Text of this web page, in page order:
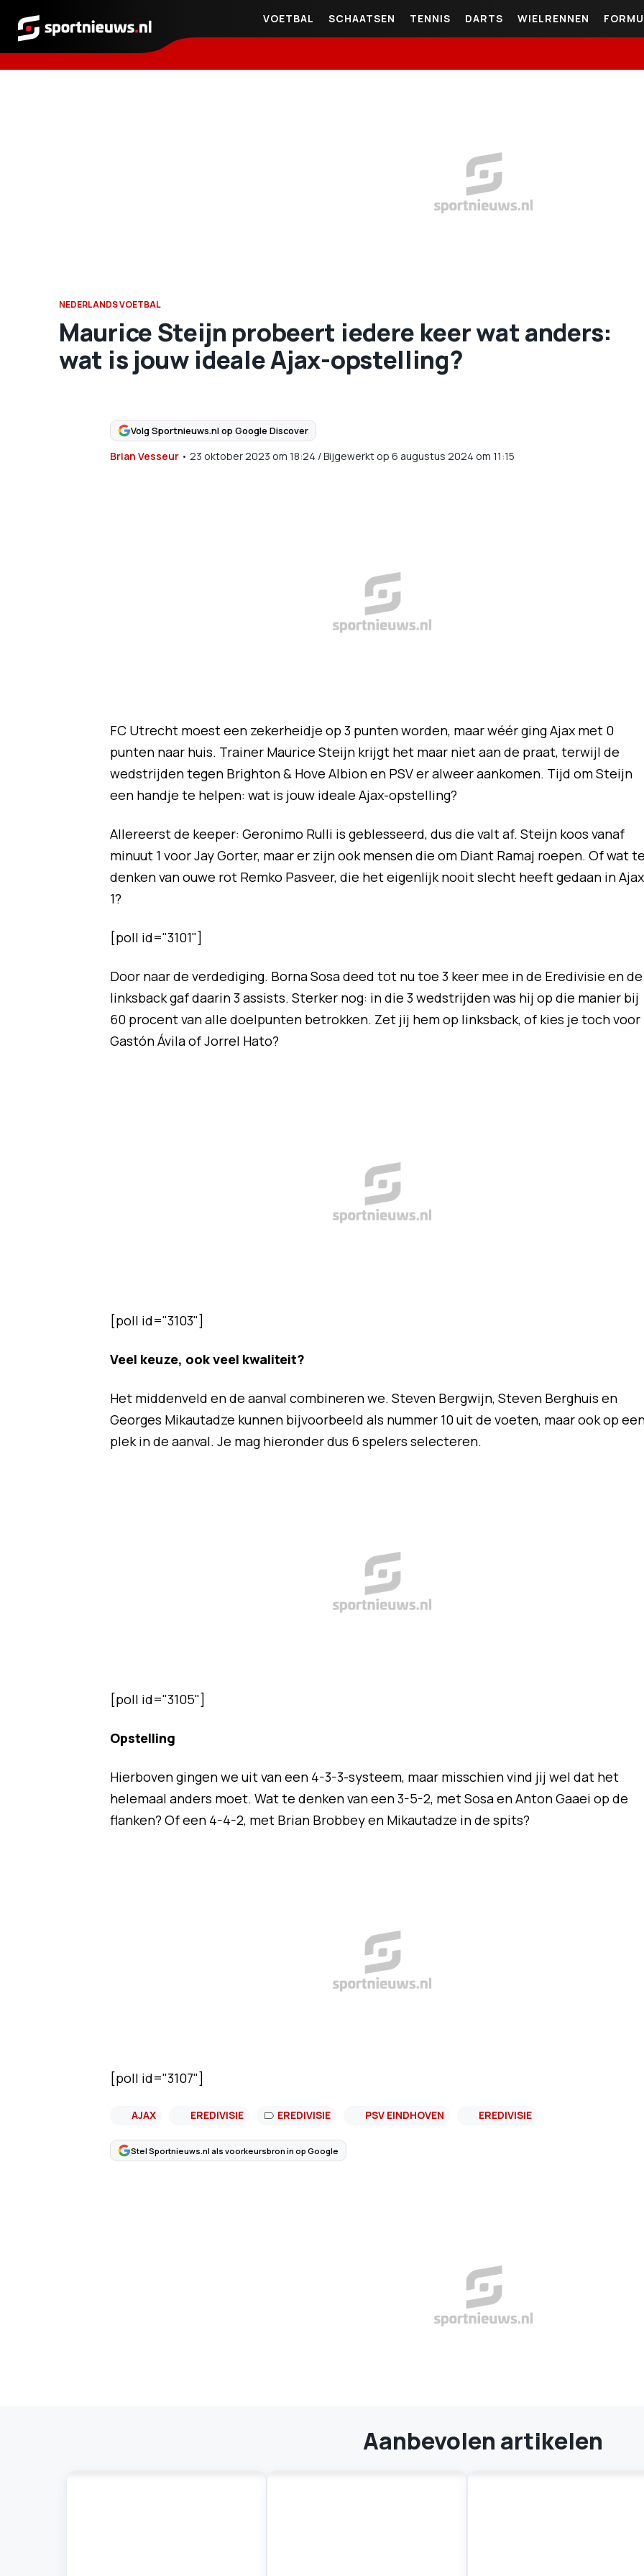
Sportnieuws.nl
VOETBAL SCHAATSEN TENNIS DARTS WIELRENNEN
NEDERLANDS VOETBAL
Maurice Steijn probeert iedere keer wat anders:
wat is jouw ideale Ajax-opstelling?
Volg Sportnieuws.nl op Google Discover
Brian Vesseur• 23 oktober 2023 om 18:24 /Bijgewerkt op 6 augustus 2024 om 11:15
FC Utrecht moest een zekerheidje op 3 punten worden, maar wéér ging Ajax met 0
punten naar huis. Trainer Maurice Steijn krijgt het maar niet aan de praat, terwijl de
wedstrijden tegen Brighton & Hove Albion en PSV er alweer aankomen. Tijd om Steijn
een handje te helpen: wat is jouw ideale Ajax-opstelling?
Allereerst de keeper: Geronimo Rulli is geblesseerd, dus die valt af. Steijn koos vanaf
minuut 1 voor Jay Gorter, maar er zijn ook mensen die om Diant Ramaj roepen. Of wat
denken van ouwe rot Remko Pasveer, die het eigenlijk nooit slecht heeft gedaan in Ajax
1?
[poll id="3101"]
Door naar de verdediging. Borna Sosa deed tot nu toe 3 keer mee in de Eredivisie en de
linksback gaf daarin 3 assists. Sterker nog: in die 3 wedstrijden was hij op die manier bij
60 procent van alle doelpunten betrokken. Zet jij hem op linksback, of kies je toch voor
Gastón Ávila of Jorrel Hato?
[poll id="3103"]
Veel keuze, ook veel kwaliteit?
Het middenveld en de aanval combineren we. Steven Bergwijn, Steven Berghuis en
Georges Mikautadze kunnen bijvoorbeeld als nummer 10 uit de voeten, maar ook op
plek in de aanval. Je mag hieronder dus 6 spelers selecteren.
[poll id="3105"]
Opstelling
Hierboven gingen we uit van een 4-3-3-systeem, maar misschien vind jij wel dat het
helemaal anders moet. Wat te denken van een 3-5-2, met Sosa en Anton Gaaei op de
flanken? Of een 4-4-2, met Brian Brobbey en Mikautadze in de spits?
[poll id="3107"]
AJAX EREDIVISIE EREDIVISIE PSV EINDHOVEN EREDIVISIE
Stel Sportnieuws.nl als voorkeursbron in op Google
Aanbevolen artikelen